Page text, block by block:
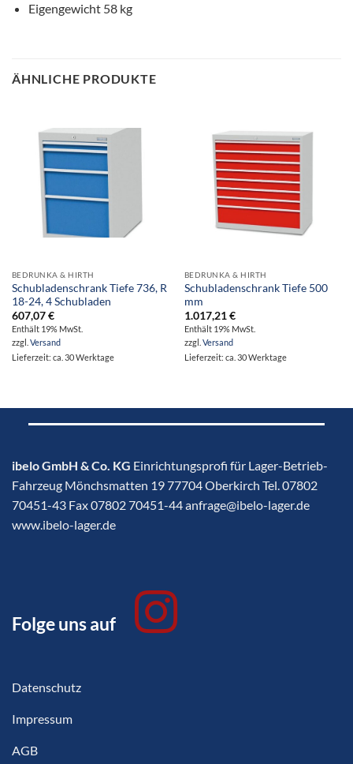
Eigengewicht 58 kg
ÄHNLICHE PRODUKTE
BEDRUNKA & HIRTH
Schubladenschrank Tiefe 736, R
18-24, 4 Schubladen
607,07€
Enthält 19% MwSt.
zzgl. Versand
Lieferzeit: ca. 30 Werktage
BEDRUNKA & HIRTH
Schubladenschrank Tiefe 500
mm
1.017,21€
Enthält 19% MwSt.
zzgl. Versand
Lieferzeit: ca. 30 Werktage
ibelo GmbH & Co. KG Einrichtungsprofi für Lager-Betrieb-
Fahrzeug Mönchsmatten 19 77704 Oberkirch Tel. 07802
70451-43 Fax 07802 70451-44 anfrage@ibelo-lager.de
www.ibelo-lager.de
Folge uns auf
Datenschutz
Impressum
AGB